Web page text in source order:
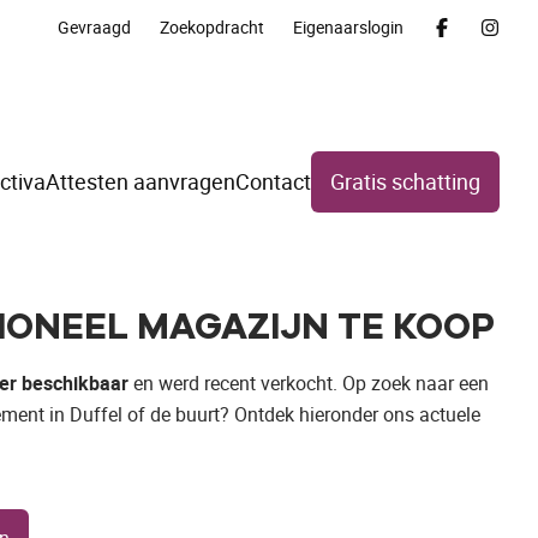
Gevraagd Zoekopdracht Eigenaarslogin
Attesten aanvragenContact Gratis schatting
MAGAZIJN TE KOOP
beschikbaaren werd recent verkocht. Op zoek naar een
in Duffel of de buurt? Ontdek hieronder ons actuele